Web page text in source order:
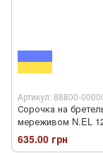
Артикул: 88800-
Сорочка на
мереживом N.EL
635.00 грн